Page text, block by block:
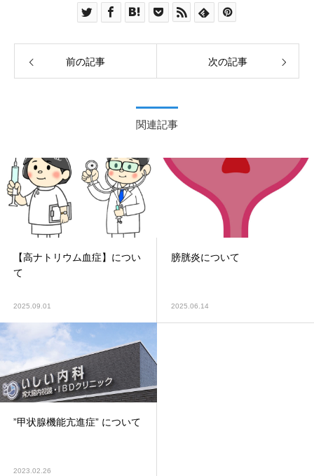
前の記事 次の記事
関連記事
【高ナトリウム血症】につい
て
2025.09.01
膀胱炎について
2025.06.14
”甲状腺機能亢進症” について
2023.02.26